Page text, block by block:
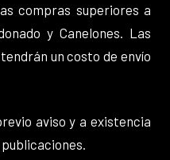
compras superiores a
y Canelones. Las
un costo de envío
aviso y a existencia